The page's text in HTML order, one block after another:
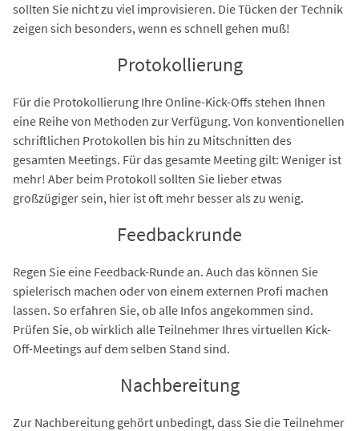
sollten Sie nicht zu viel improvisieren. Die Tücken der Technik
zeigen sich besonders, wenn es schnell gehen muß!
Protokollierung
Für die Protokollierung Ihre Online-Kick-Offs stehen Ihnen
eine Reihe von Methoden zur Verfügung. Von konventionellen
schriftlichen Protokollen bis hin zu Mitschnitten des
gesamten Meetings. Für das gesamte Meeting gilt: Weniger ist
mehr! Aber beim Protokoll sollten Sie lieber etwas
großzügiger sein, hier ist oft mehr besser als zu wenig.
Feedbackrunde
Regen Sie eine Feedback-Runde an. Auch das können Sie
spielerisch machen oder von einem externen Profi machen
lassen. So erfahren Sie, ob alle Infos angekommen sind.
Prüfen Sie, ob wirklich alle Teilnehmer Ihres virtuellen Kick-
Off-Meetings auf dem selben Stand sind.
Nachbereitung
Zur Nachbereitung gehört unbedingt, dass Sie die Teilnehmer